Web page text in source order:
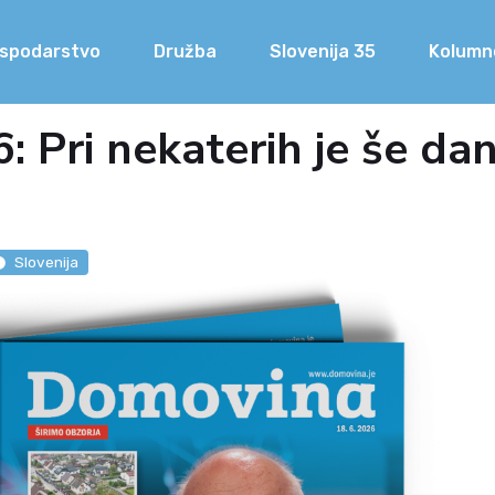
Družba Slovenija 35
Pri nekaterih je še
Slovenija